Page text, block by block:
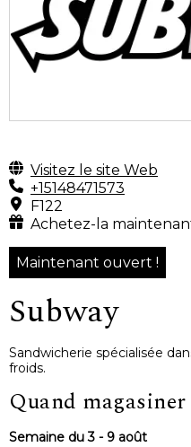
Visitez le site Web
+15148471573
F122
Achetez-la
Maintenant ouvert !
Subway
Sandwicherie spécialisée
froids.
Quand magasiner
Semaine du 3 - 9 août